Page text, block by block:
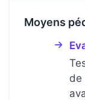
Moyens
de